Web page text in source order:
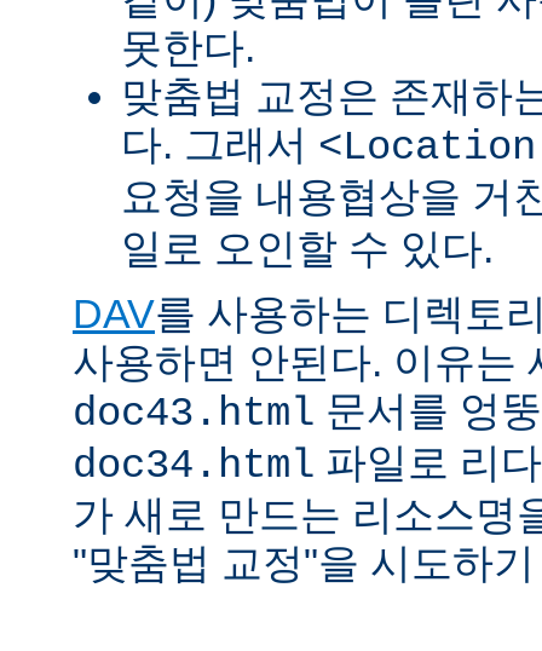
못한다.
맞춤법 교정은 존재하
다. 그래서
요청을 내용협상을 거
일로 오인할 수 있다.
DAV를 사용하는 디렉토
사용하면 안된다. 이유는
doc43.html 문서를 엉
doc34.html 파일로 리
가 새로 만드는 리소스명
"맞춤법 교정"을 시도하